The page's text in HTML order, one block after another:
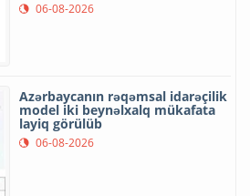
06-08-2026
Azərbaycanın rəqəmsal idarəçilik
model iki beynəlxalq mükafata
layiq görülüb
06-08-2026